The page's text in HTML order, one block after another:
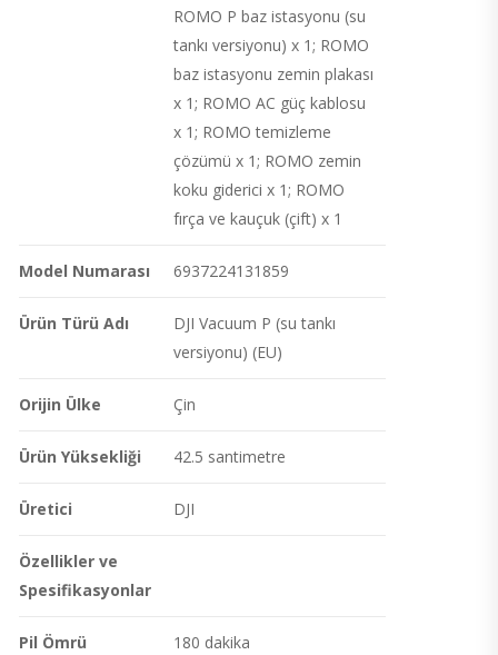
ROMO P baz istasyonu (su
tankı versiyonu) x 1; ROMO
baz istasyonu zemin plakası
x 1; ROMO AC güç kablosu
x 1; ROMO temizleme
çözümü x 1; ROMO zemin
koku giderici x 1; ROMO
fırça ve kauçuk (çift) x 1
Model Numarası 6937224131859
Ürün Türü Adı
DJI Vacuum P (su tankı
versiyonu) (EU)
Orijin Ülke Çin
Ürün Yüksekliği 42.5 santimetre
Üretici DJI
Özellikler ve
Spesifikasyonlar
Pil Ömrü 180 dakika